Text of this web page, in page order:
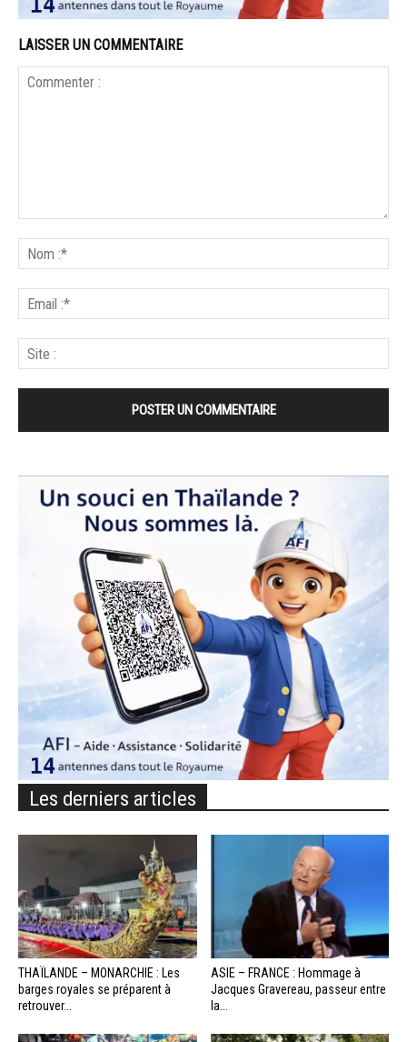
LAISSER UN COMMENTAIRE
Les derniers articles
THAÏLANDE – MONARCHIE : Les
barges royales se préparent à
retrouver...
ASIE – FRANCE : Hommage à
Jacques Gravereau, passeur entre
la...